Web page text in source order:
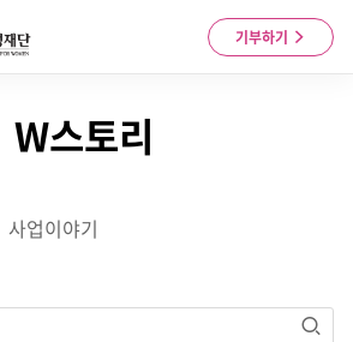
기부하기
W스토리
사업이야기
검색